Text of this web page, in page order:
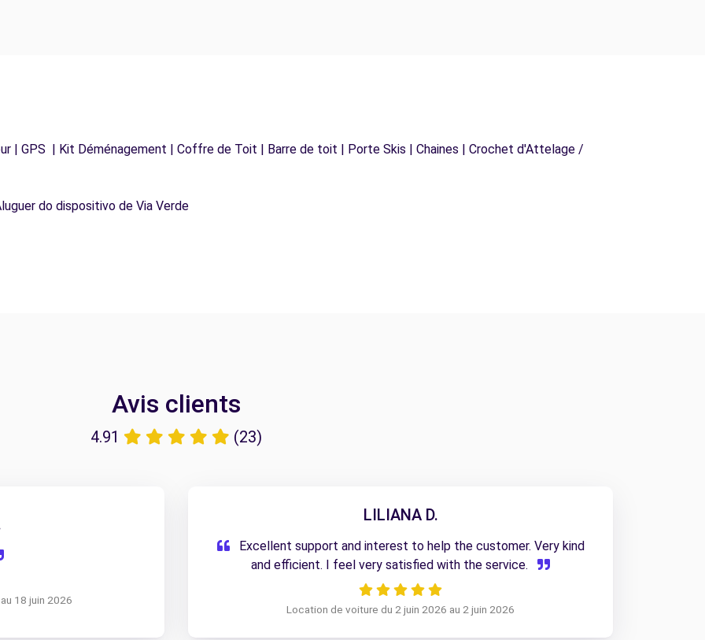
| GPS | Kit Déménagement | Coffre de Toit | Barre de toit | Porte Skis | Chaines | Crochet d'Attelage /
do dispositivo de Via Verde
Avis clients
4.91 (23)
18 juin 2026
LILIANA D.
Excellent support and interest to help the customer. Very kind
and efficient. I feel very satisfied with the service.
Location de voiture du 2 juin 2026 au 2 juin 2026